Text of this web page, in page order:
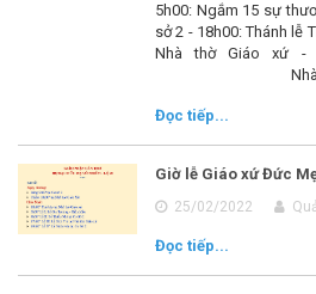
5h00: Ngắm 15
sở 2 - 18h00:
Nhà thờ Giáo xứ -
Nhà
Đọc tiếp...
Giờ lễ Giáo xứ Đức
25/02/2022
Đọc tiếp...